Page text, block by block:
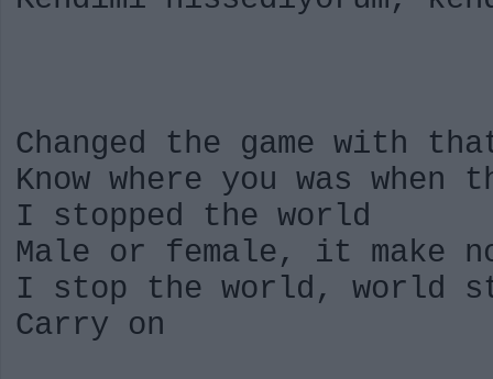
Changed the game with
Know where you was
I stopped the world
Male or female, it make
I stop the world, world
Carry on